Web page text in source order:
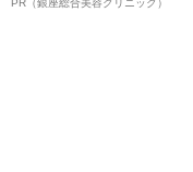
PR（銀座総合美容クリニック）